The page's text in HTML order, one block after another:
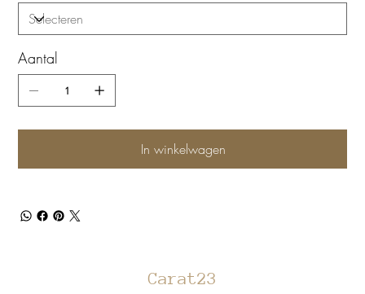
Aantal
In winkelwagen
Carat23